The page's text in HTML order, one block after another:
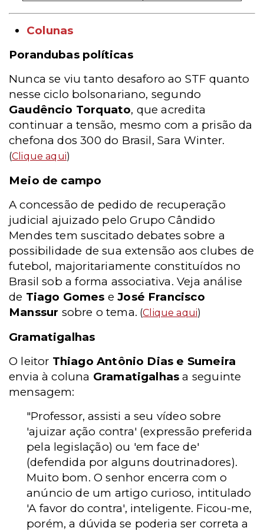
Colunas
Porandubas políticas
Nunca se viu tanto desaforo ao STF quanto
nesse ciclo bolsonariano, segundo
Gaudêncio Torquato, que acredita
continuar a tensão, mesmo com a prisão da
chefona dos 300 do Brasil, Sara Winter.
(Clique aqui)
Meio de campo
A concessão de pedido de recuperação
judicial ajuizado pelo Grupo Cândido
Mendes tem suscitado debates sobre a
possibilidade de sua extensão aos clubes de
futebol, majoritariamente constituídos no
Brasil sob a forma associativa. Veja análise
de Tiago Gomes e José Francisco
Manssur sobre o tema. (Clique aqui)
Gramatigalhas
O leitor Thiago Antônio Dias e Sumeira
envia à coluna Gramatigalhas a seguinte
mensagem:
"Professor, assisti a seu vídeo sobre
'ajuizar ação contra' (expressão preferida
pela legislação) ou 'em face de'
(defendida por alguns doutrinadores).
Muito bom. O senhor encerra com o
anúncio de um artigo curioso, intitulado
'A favor do contra', inteligente. Ficou-me,
porém, a dúvida se poderia ser correta a